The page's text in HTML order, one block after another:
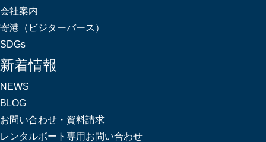
会社案内
寄港（ビジターバース）
SDGs
新着情報
NEWS
BLOG
お問い合わせ・資料請求
レンタルボート専用お問い合わせ